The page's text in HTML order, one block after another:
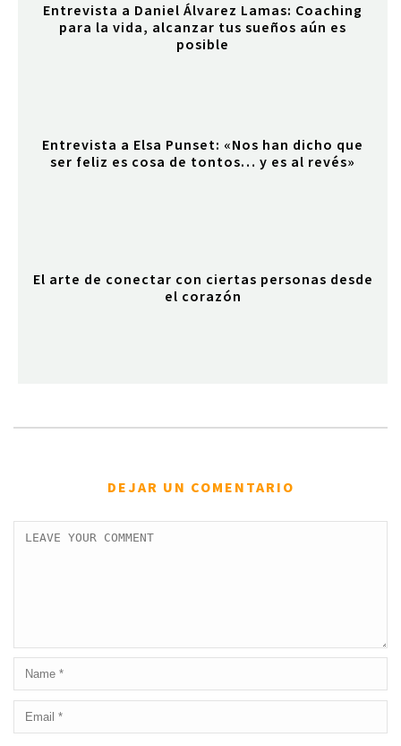
Entrevista a Daniel Álvarez Lamas: Coaching
para la vida, alcanzar tus sueños aún es
posible
Entrevista a Elsa Punset: «Nos han dicho que
ser feliz es cosa de tontos… y es al revés»
El arte de conectar con ciertas personas desde
el corazón
DEJAR UN COMENTARIO